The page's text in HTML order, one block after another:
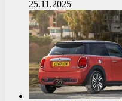
25.11.2025